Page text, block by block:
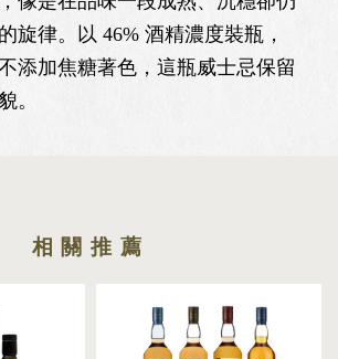
旋律。以 46% 酒精濃度裝瓶，
添加焦糖著色，這瓶威士忌保留
。